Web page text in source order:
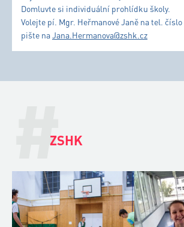
Domluvte si individuální prohlídku školy.
Volejte pí. Mgr. Heřmanové Janě na tel. číslo
pište naJana.Hermanova@zshk.cz
#
ZSHK